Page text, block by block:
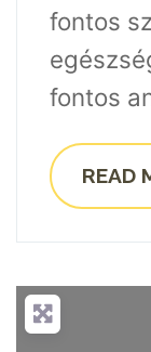
fontos
fontos
READ